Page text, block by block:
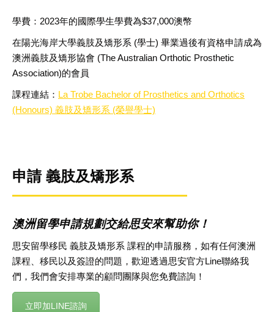
學費：2023年的國際學生學費為$37,000澳幣
在陽光海岸大學義肢及矯形系 (學士) 畢業過後有資格申請成為
澳洲義肢及矯形協會 (The Australian Orthotic Prosthetic
Association)的會員
課程連結： La Trobe Bachelor of Prosthetics and Orthotics
(Honours) 義肢及矯形系 (榮譽學士)
申請 義肢及矯形系
澳洲留學申請規劃交給思安來幫助你！
思安留學移民 義肢及矯形系 課程的申請服務，如有任何澳洲
課程、移民以及簽證的問題，歡迎透過思安官方Line聯絡我
們，我們會安排專業的顧問團隊與您免費諮詢！
立即加LINE諮詢